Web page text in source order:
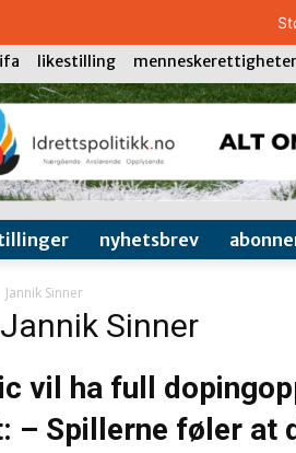
likestilling menneskerettigheter
nyhetsbrev
Jannik Sinner
Sinner
vil ha full
– Spillerne føler at
17. februar 2025